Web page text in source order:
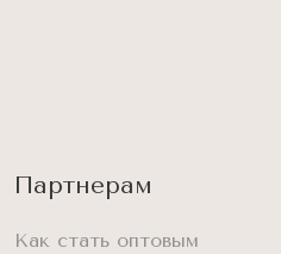
Партнерам
Как стать оптовым